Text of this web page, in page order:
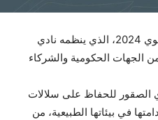
تستضيف نيوم غدًا، لقاء هدد السنوي 2024، الذي ينظمه نادي
الجهات الحكومية والشركاء
الصقور للحفاظ على سلالات
في بيئاتها الطبيعية، من